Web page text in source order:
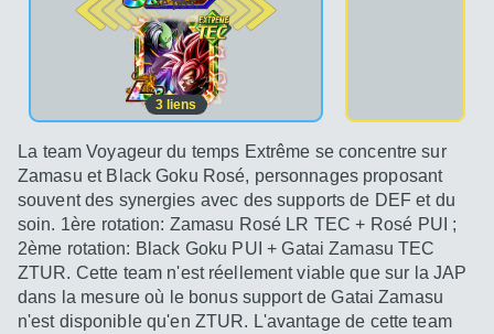
3 liens
La team Voyageur du temps Extrême se concentre sur
Zamasu et Black Goku Rosé, personnages proposant
souvent des synergies avec des supports de DEF et du
soin. 1ère rotation: Zamasu Rosé LR TEC + Rosé PUI ;
2ème rotation: Black Goku PUI + Gatai Zamasu TEC
ZTUR. Cette team n'est réellement viable que sur la JAP
dans la mesure où le bonus support de Gatai Zamasu
n'est disponible qu'en ZTUR. L'avantage de cette team